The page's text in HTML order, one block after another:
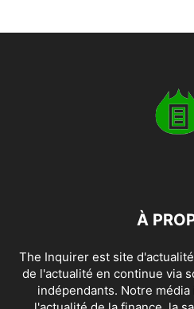
À
The Inquirer est site
de l'actualité en continue via
indépendants. Notre